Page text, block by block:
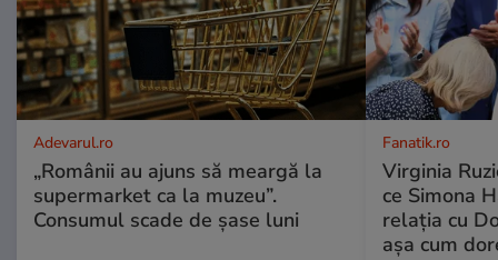
Adevarul.ro
„Românii au ajuns să meargă la
supermarket ca la muzeu”.
Consumul scade de șase luni
Fanatik.ro
Virginia
ce Simona
relația cu
așa cum